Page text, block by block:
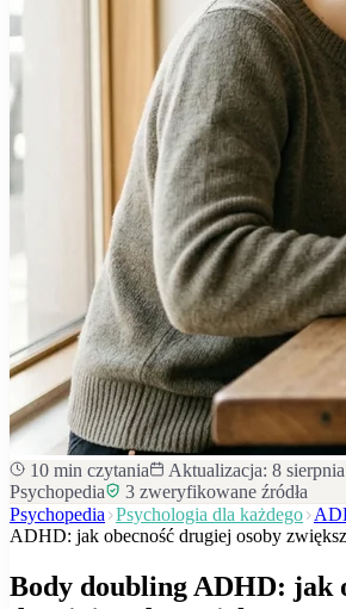
10 min czytania Aktualizacja: 8
Psychopedia
3 zweryfikowane źródła
Psychopedia Psychologia dla każdego
ADHD: jak obecność drugiej osoby
Body doubling ADHD: jak